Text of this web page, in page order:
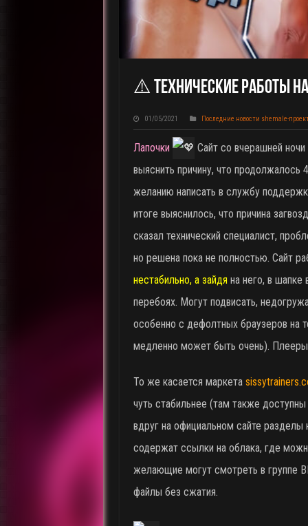
⚠️ Технические Работы
01/05/2021 Последние новости shemale-
Лапочки
Сайт со вчерашней
выяснить причину, что продолжалось
желанию написать в службу
итоге выяснилось, что причина
сказал технический специалист,
но решена пока не полностью. Сайт
нестабильно, а зайдя на него, в
перебоях. Могут подвисать,
особенно с дефолтных браузеров на
медленно может быть очень). Плееры
То же касается маркета
чуть стабильнее (там также
вдруг на официальном сайте
содержат ссылки на облака, где
желающие могут смотреть в группе
файлы без сжатия.